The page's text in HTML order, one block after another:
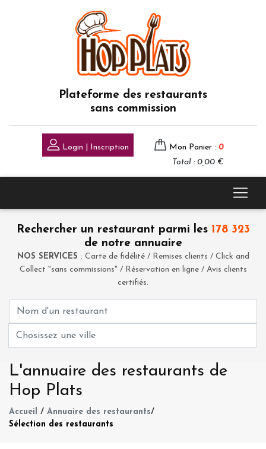
Plateforme des restaurants
sans commission
Login | Inscription Mon Panier : 0
Total : 0,00 €
Rechercher un restaurant parmi les 178 323
de notre annuaire
NOS SERVICES : Carte de fidélité / Remises clients / Click and
Collect "sans commissions" / Réservation en ligne / Avis clients
certifiés.
L'annuaire des restaurants de
Hop Plats
Accueil / Annuaire des restaurants/
Sélection des restaurants